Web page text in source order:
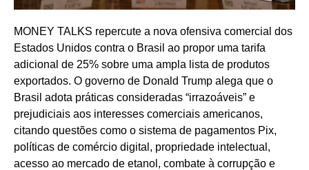
MONEY TALKS repercute a nova ofensiva comercial dos
Estados Unidos contra o Brasil ao propor uma tarifa
adicional de 25% sobre uma ampla lista de produtos
exportados. O governo de Donald Trump alega que o
Brasil adota práticas consideradas “irrazoáveis” e
prejudiciais aos interesses comerciais americanos,
citando questões como o sistema de pagamentos Pix,
políticas de comércio digital, propriedade intelectual,
acesso ao mercado de etanol, combate à corrupção e